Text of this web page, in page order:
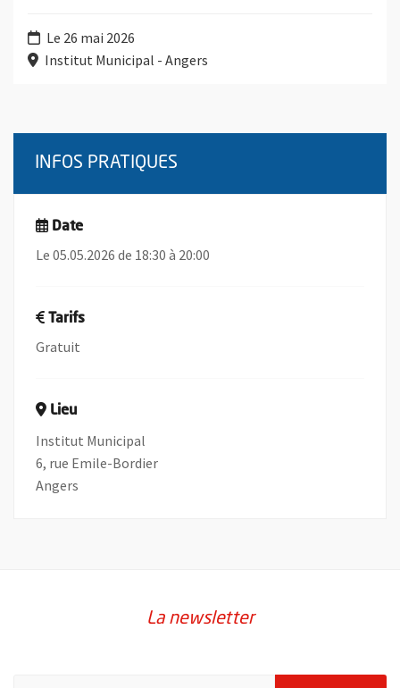
Le 26 mai 2026
Institut Municipal - Angers
INFOS PRATIQUES
Date
Le 05.05.2026 de 18:30 à 20:00
Tarifs
Gratuit
Lieu
Institut Municipal
6, rue Emile-Bordier
Angers
La newsletter